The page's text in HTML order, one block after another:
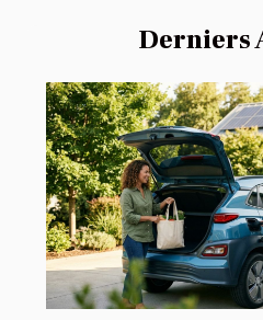
Derniers